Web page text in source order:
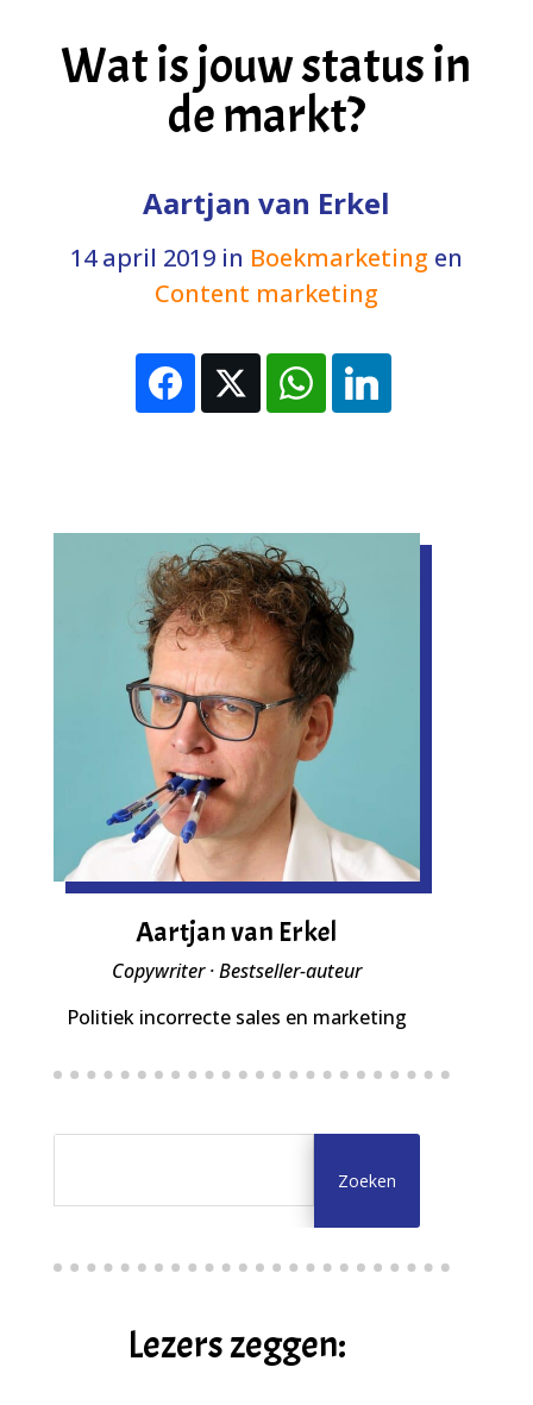
Wat is jouw status in
de markt?
Aartjan van Erkel
14 april 2019in Boekmarketing en
Content marketing
Aartjan van Erkel
Copywriter · Bestseller-auteur
Politiek incorrecte sales en marketing
Lezers zeggen: